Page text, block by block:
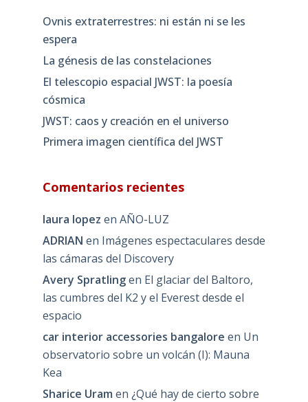
Ovnis extraterrestres: ni están ni se les
espera
La génesis de las constelaciones
El telescopio espacial JWST: la poesía
cósmica
JWST: caos y creación en el universo
Primera imagen científica del JWST
Comentarios recientes
laura lopez en AÑO-LUZ
ADRIAN en Imágenes espectaculares desde
las cámaras del Discovery
Avery Spratlingen El glaciar del Baltoro,
las cumbres del K2 y el Everest desde el
espacio
car interior accessories bangalore en Un
observatorio sobre un volcán (I): Mauna
Kea
Sharice Uram en ¿Qué hay de cierto sobre